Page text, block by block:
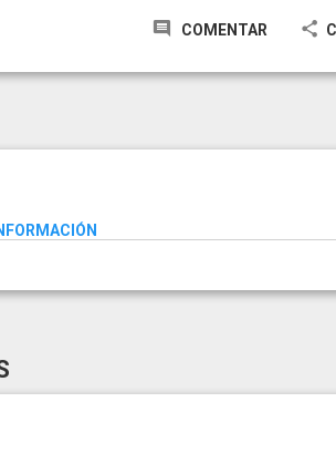
COMENTAR